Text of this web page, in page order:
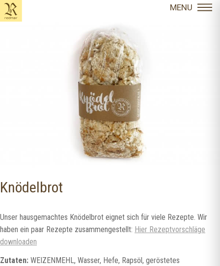
content MENU
Knödelbrot
Unser hausgemachtes Knödelbrot eignet sich für viele Rezepte. Wir
haben ein paar Rezepte zusammengestellt: Hier Rezeptvorschläge
downloaden
Zutaten: WEIZENMEHL, Wasser, Hefe, Rapsöl, geröstetes